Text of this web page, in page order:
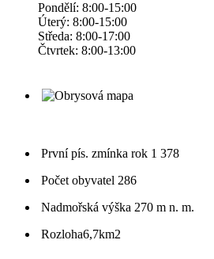
Pondělí: 8:00-15:00
Úterý: 8:00-15:00
Středa: 8:00-17:00
Čtvrtek: 8:00-13:00
První pís. zmínka rok 1 378
Počet obyvatel 286
Nadmořská výška 270 m n. m.
Rozloha6,7km2